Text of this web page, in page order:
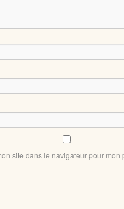
site dans le navigateur pour